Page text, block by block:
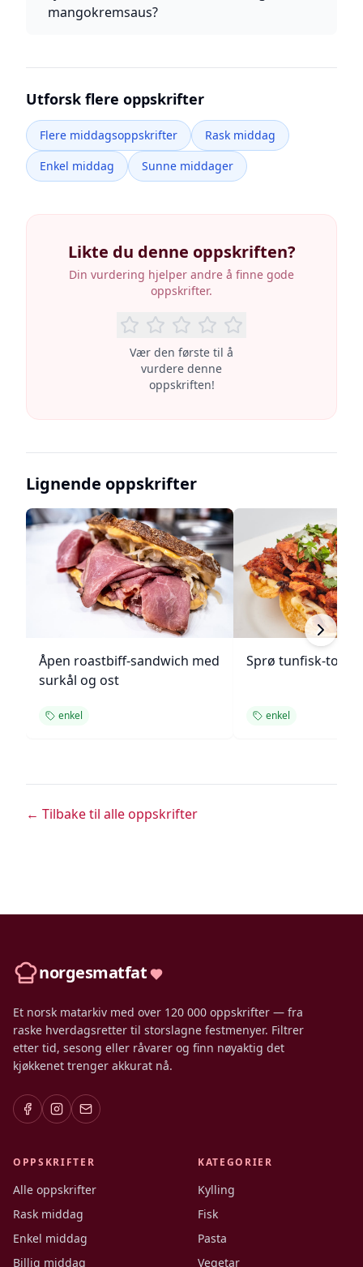
mangokremsaus?
Utforsk flere oppskrifter
Flere middagsoppskrifter
Rask middag
Enkel middag
Sunne middager
Likte du denne oppskriften?
Din vurdering hjelper andre å finne gode
oppskrifter.
Vær den første til å
vurdere denne
oppskriften!
Lignende oppskrifter
Åpen roastbiff-sandwich med
surkål og ost
enkel
Sprø tunfisk-
enkel
← Tilbake til alle oppskrifter
norgesmatfat
Et norsk matarkiv med over 120 000 oppskrifter — fra
raske hverdagsretter til storslagne festmenyer. Filtrer
etter tid, sesong eller råvarer og finn nøyaktig det
kjøkkenet trenger akkurat nå.
OPPSKRIFTER
Alle oppskrifter
Rask middag
Enkel middag
Billig middag
KATEGORIER
Kylling
Fisk
Pasta
Vegetar